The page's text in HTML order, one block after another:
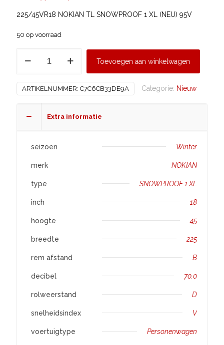
225/45VR18 NOKIAN TL SNOWPROOF 1 XL (NEU) 95V
50 op voorraad
SNOWPROOF
Toevoegen aan winkelwagen
ARTIKELNUMMER: C7C6CB33DE9A Categorie: Nieuw
Extra informatie
seizoen Winter
merk NOKIAN
type SNOWPROOF 1 XL
inch 18
hoogte 45
breedte 225
rem afstand B
decibel 70.0
rolweerstand D
snelheidsindex V
voertuigtype Personenwagen